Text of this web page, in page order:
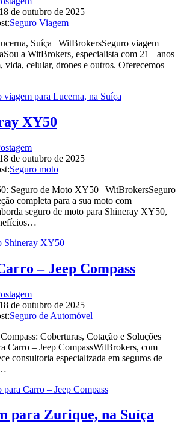
18 de outubro de 2025
Seguro Viagem
Suíça | WitBrokersSeguro viagem
a WitBrokers, especialista com 21+ anos
vida, celular, drones e outros. Oferecemos
viagem para Lucerna, na Suíça
XY50
18 de outubro de 2025
Seguro moto
Seguro de Moto XY50 | WitBrokersSeguro
completa para a sua moto com
seguro de moto para Shineray XY50,
Shineray XY50
– Jeep Compass
18 de outubro de 2025
Seguro de Automóvel
Coberturas, Cotação e Soluções
Carro – Jeep CompassWitBrokers, com
consultoria especializada em seguros de
para Carro – Jeep Compass
para Zurique, na Suíça